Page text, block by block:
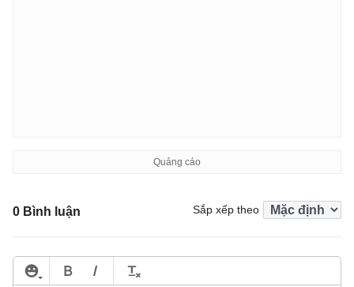
0 Bình luận Sắp xếp theo